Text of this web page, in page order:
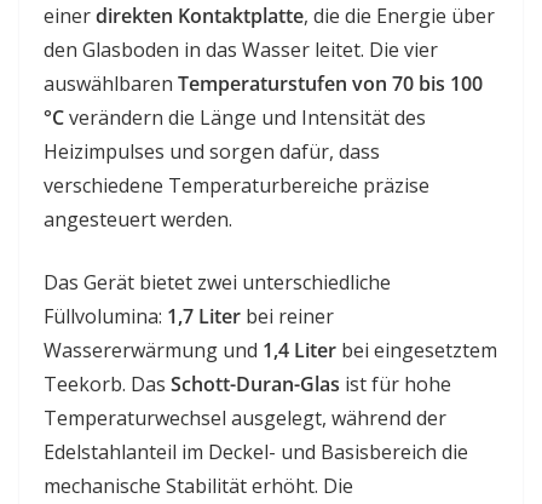
einerdirekten Kontaktplatte, die die Energie über
den Glasboden in das Wasser leitet. Die vier
auswählbaren Temperaturstufen von 70 bis 100
°Cverändern die Länge und Intensität des
Heizimpulses und sorgen dafür, dass
verschiedene Temperaturbereiche präzise
angesteuert werden.
Das Gerät bietet zwei unterschiedliche
Füllvolumina: 1,7 Liter bei reiner
Wassererwärmung und 1,4 Liter bei eingesetztem
Teekorb. Das Schott-Duran-Glas ist für hohe
Temperaturwechsel ausgelegt, während der
Edelstahlanteil im Deckel- und Basisbereich die
mechanische Stabilität erhöht. Die